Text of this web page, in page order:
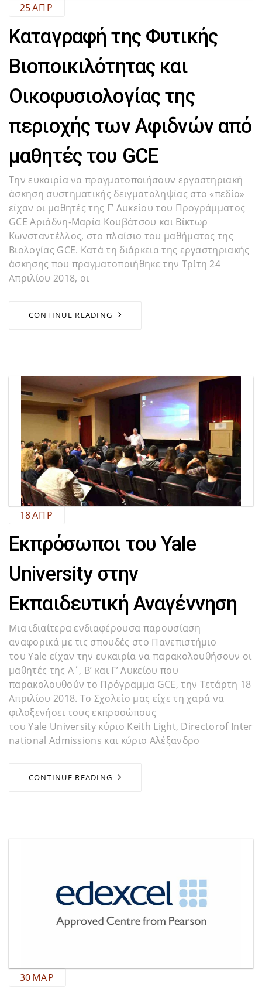
25ΑΠΡ
Καταγραφή της Φυτικής
Βιοποικιλότητας και
Οικοφυσιολογίας της
περιοχής των Αφιδνών από
μαθητές του GCE
Την ευκαιρία να πραγματοποιήσουν εργαστηριακή
άσκηση συστηματικής δειγματοληψίας στο «πεδίο»
είχαν οι μαθητές της Γ’ Λυκείου του Προγράμματος
GCE Αριάδνη-Μαρία Κουβάτσου και Βίκτωρ
Κωνσταντέλλος, στο πλαίσιο του μαθήματος της
Βιολογίας GCE. Κατά τη διάρκεια της εργαστηριακής
άσκησης που πραγματοποιήθηκε την Τρίτη 24
Απριλίου 2018, οι
CONTINUE READING
18ΑΠΡ
Εκπρόσωποι του Yale
University στην
Εκπαιδευτική Αναγέννηση
Μια ιδιαίτερα ενδιαφέρουσα παρουσίαση
αναφορικά με τις σπουδές στο Πανεπιστήμιο
του Yale είχαν την ευκαιρία να παρακολουθήσουν οι
μαθητές της Α΄, Β’ και Γ’ Λυκείου που
παρακολουθούν το Πρόγραμμα GCE, την Τετάρτη 18
Απριλίου 2018. Το Σχολείο μας είχε τη χαρά να
φιλοξενήσει τους εκπροσώπους
του Yale University κύριο Keith Light, Directorof Inter
national Admissions και κύριο Αλέξανδρο
CONTINUE READING
30ΜΑΡ